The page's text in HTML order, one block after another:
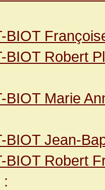
BIOT
BIOT Robert
BIOT Marie
BIOT Jean-
BIOT Robert
: